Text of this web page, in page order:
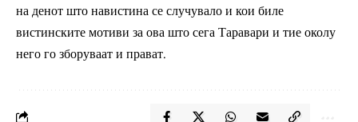
на денот што навистина се случувало и кои биле
вистинските мотиви за ова што сега Таравари и тие околу
него го зборуваат и прават.